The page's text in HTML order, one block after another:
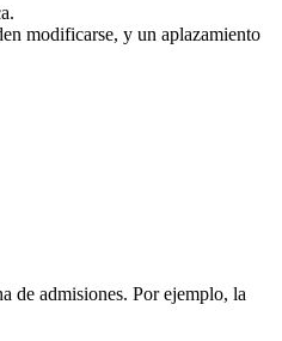
modificarse, y un aplazamiento
de admisiones. Por ejemplo, la